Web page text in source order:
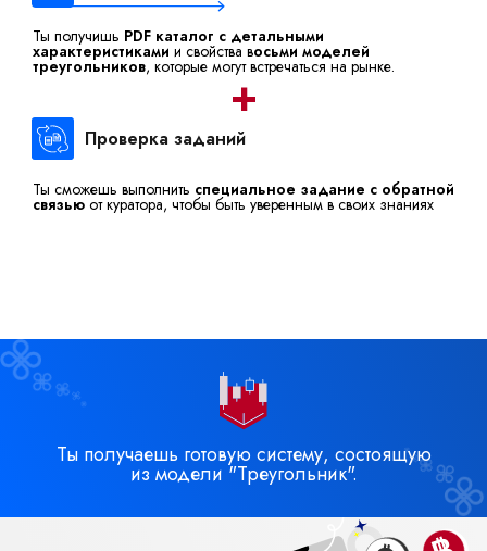
Ты получишь PDF каталог с детальными
характеристиками и свойства восьми моделей
треугольников, которые могут встречаться на рынке.
+
Проверка заданий
Ты сможешь выполнить специальное задание с обратной
связью от куратора, чтобы быть уверенным в своих знаниях
Ты получаешь готовую систему, состоящую
из модели "Треугольник".